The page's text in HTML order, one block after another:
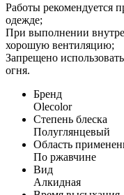
Работы рекомендуется
одежде;
При выполнении
хорошую вентиляцию;
Запрещено
огня.
Бренд
Olecolor
Степень блеска
Полуглянцевый
Область
По ржавчине
Вид
Алкидная